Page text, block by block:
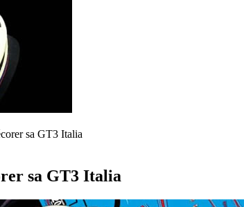
sa GT3 Italia
sa GT3 Italia